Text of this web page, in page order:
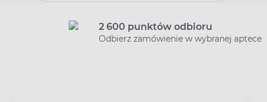
2 600 punktów odbioru
Odbierz zamówienie w wybranej aptece